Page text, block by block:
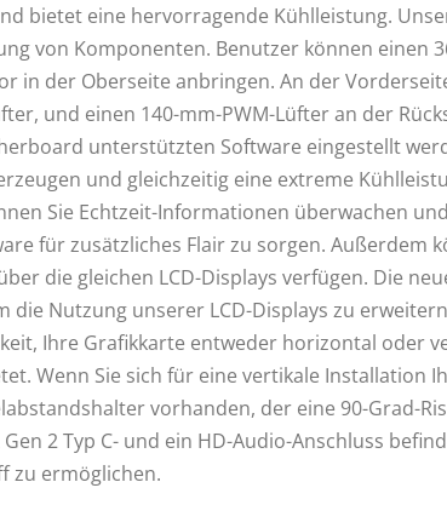
bietet eine hervorragende Kühlleistung.
von Komponenten. Benutzer können einen
in der Oberseite anbringen. An der
und einen 140-mm-PWM-Lüfter an der
unterstützten Software eingestellt
und gleichzeitig eine extreme
Sie Echtzeit-Informationen überwachen
für zusätzliches Flair zu sorgen. Außerdem
die gleichen LCD-Displays verfügen. Die
Nutzung unserer LCD-Displays zu
Ihre Grafikkarte entweder horizontal oder
Wenn Sie sich für eine vertikale Installation
vorhanden, der eine 90-Grad-
2 Typ C- und ein HD-Audio-Anschluss
zu ermöglichen.